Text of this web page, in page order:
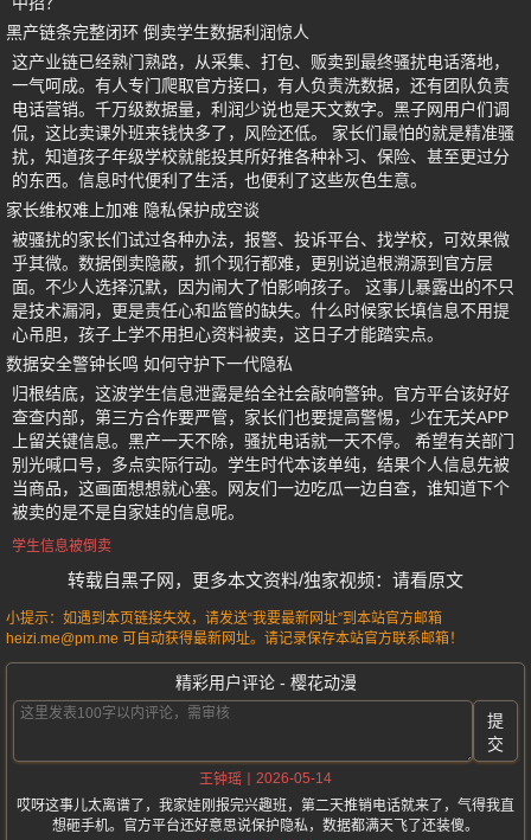
黑产链条完整闭环 倒卖学生数据利润惊人
这产业链已经熟门熟路，从采集、打包、贩卖到最终骚扰电话落地，
一气呵成。有人专门爬取官方接口，有人负责洗数据，还有团队负责
电话营销。千万级数据量，利润少说也是天文数字。黑子网用户们调
侃，这比卖课外班来钱快多了，风险还低。 家长们最怕的就是精准骚
扰，知道孩子年级学校就能投其所好推各种补习、保险、甚至更过分
的东西。信息时代便利了生活，也便利了这些灰色生意。
家长维权难上加难 隐私保护成空谈
被骚扰的家长们试过各种办法，报警、投诉平台、找学校，可效果微
乎其微。数据倒卖隐蔽，抓个现行都难，更别说追根溯源到官方层
面。不少人选择沉默，因为闹大了怕影响孩子。 这事儿暴露出的不只
是技术漏洞，更是责任心和监管的缺失。什么时候家长填信息不用提
心吊胆，孩子上学不用担心资料被卖，这日子才能踏实点。
数据安全警钟长鸣 如何守护下一代隐私
归根结底，这波学生信息泄露是给全社会敲响警钟。官方平台该好好
查查内部，第三方合作要严管，家长们也要提高警惕，少在无关APP
上留关键信息。黑产一天不除，骚扰电话就一天不停。 希望有关部门
别光喊口号，多点实际行动。学生时代本该单纯，结果个人信息先被
当商品，这画面想想就心塞。网友们一边吃瓜一边自查，谁知道下个
被卖的是不是自家娃的信息呢。
学生信息被倒卖
转载自黑子网，更多本文资料/独家视频：请看原文
小提示：如遇到本页链接失效，请发送“我要最新网址”到本站官方邮箱
heizi.me@pm.me 可自动获得最新网址。请记录保存本站官方联系邮箱！
精彩用户评论 - 樱花动漫
提
交
王钟瑶
2026-05-14
哎呀这事儿太离谱了，我家娃刚报完兴趣班，第二天推销电话就来了，气得我直
想砸手机。官方平台还好意思说保护隐私，数据都满天飞了还装傻。